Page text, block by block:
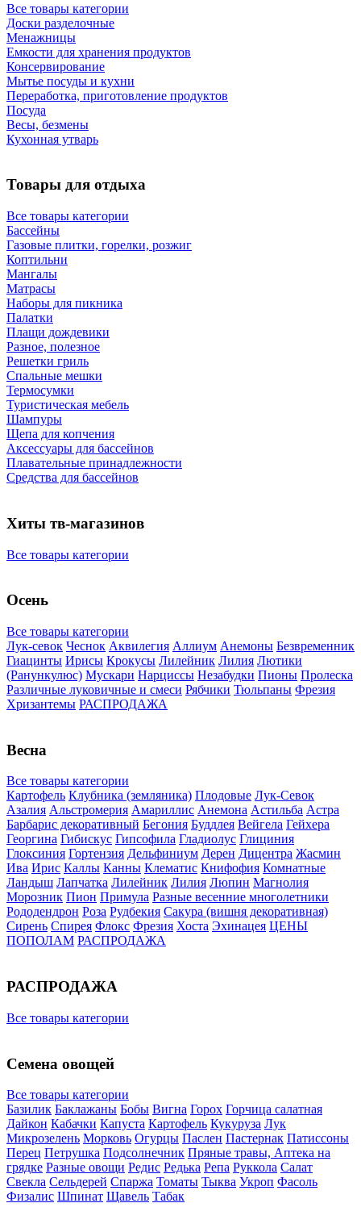
Все товары категории
Доски разделочные
Менажницы
Емкости для хранения продуктов
Консервирование
Мытье посуды и кухни
Переработка, приготовление продуктов
Посуда
Весы, безмены
Кухонная утварь
Товары для отдыха
Все товары категории
Бассейны
Газовые плитки, горелки, розжиг
Коптильни
Мангалы
Матрасы
Наборы для пикника
Палатки
Плащи дождевики
Разное, полезное
Решетки гриль
Спальные мешки
Термосумки
Туристическая мебель
Шампуры
Щепа для копчения
Аксессуары для бассейнов
Плавательные принадлежности
Средства для бассейнов
Хиты тв-магазинов
Все товары категории
Осень
Все товары категории
Лук-севок Чеснок Аквилегия Аллиум Анемоны Безвременник
Гиацинты Ирисы Крокусы Лилейник Лилия Лютики
(Ранункулюс) Мускари Нарцисcы Незабудки Пионы Пролеска
Различные луковичные и смеси Рябчики Тюльпаны Фрезия
Хризантемы РАСПРОДАЖА
Весна
Все товары категории
Картофель Клубника (земляника) Плодовые Лук-Севок
Азалия Альстромерия Амариллис Анемона Астильба Астра
Барбарис декоративный Бегония Буддлея Вейгела Гейхера
Георгина Гибискус Гипсофила Гладиолус Глициния
Глоксиния Гортензия Дельфиниум Дерен Дицентра Жасмин
Ива Ирис Каллы Канны Клематис Книфофия Комнатные
Ландыш Лапчатка Лилейник Лилия Люпин Магнолия
Морозник Пион Примула Разные весенние многолетники
Рододендрон Роза Рудбекия Сакура (вишня декоративная)
Сирень Спирея Флокс Фрезия Хоста Эхинацея ЦЕНЫ
ПОПОЛАМ РАСПРОДАЖА
РАСПРОДАЖА
Все товары категории
Семена овощей
Все товары категории
Базилик Баклажаны Бобы Вигна Горох Горчица салатная
Дайкон Кабачки Капуста Картофель Кукуруза Лук
Микрозелень Морковь Огурцы Паслен Пастернак Патиссоны
Перец Петрушка Подсолнечник Пряные травы, Аптека на
грядке Разные овощи Редис Редька Репа Руккола Салат
Свекла Сельдерей Спаржа Томаты Тыква Укроп Фасоль
Физалис Шпинат Щавель Табак